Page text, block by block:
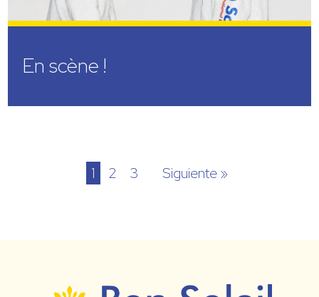
En scène !
1 2 3 Siguiente »